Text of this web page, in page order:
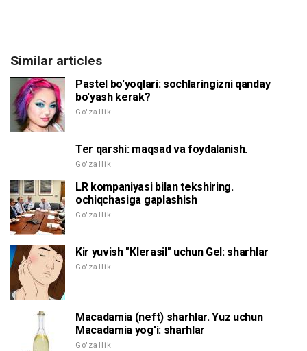
Similar articles
Pastel bo'yoqlari: sochlaringizni qanday
bo'yash kerak?
Go'zallik
Ter qarshi: maqsad va foydalanish.
Go'zallik
LR kompaniyasi bilan tekshiring.
ochiqchasiga gaplashish
Go'zallik
Kir yuvish "Klerasil" uchun Gel: sharhlar
Go'zallik
Macadamia (neft) sharhlar. Yuz uchun
Macadamia yog'i: sharhlar
Go'zallik